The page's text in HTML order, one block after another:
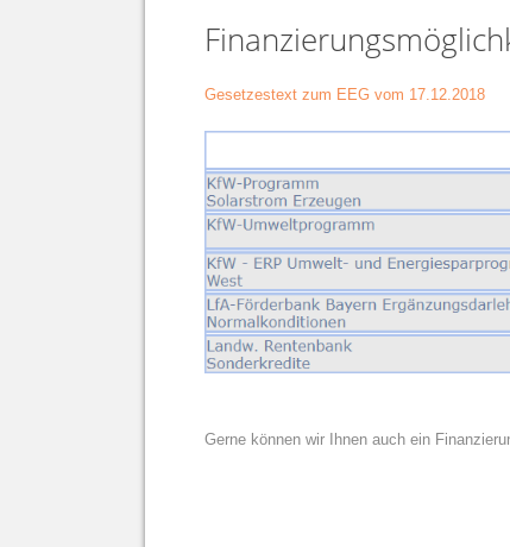
Gesetzestext zum EEG vom 17.12.2018
Gerne können wir Ihnen auch ein